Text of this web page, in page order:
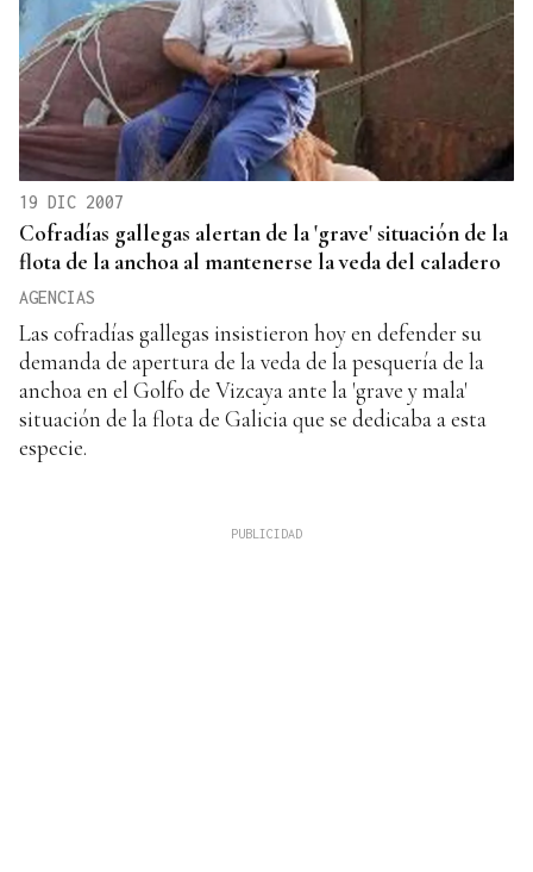
19 DIC 2007
Cofradías gallegas alertan de la 'grave' situación de la
flota de la anchoa al mantenerse la veda del caladero
AGENCIAS
Las cofradías gallegas insistieron hoy en defender su
demanda de apertura de la veda de la pesquería de la
anchoa en el Golfo de Vizcaya ante la 'grave y mala'
situación de la flota de Galicia que se dedicaba a esta
especie.